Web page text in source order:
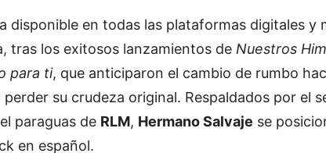
disponible en todas las plataformas digitales y
tras los exitosos lanzamientos de Nuestros
para ti, que anticiparon el cambio de rumbo
su crudeza original. Respaldados por el
paraguas de RLM, Hermano Salvaje se
en español.